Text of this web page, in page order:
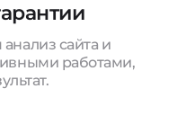
сайта и
работами,